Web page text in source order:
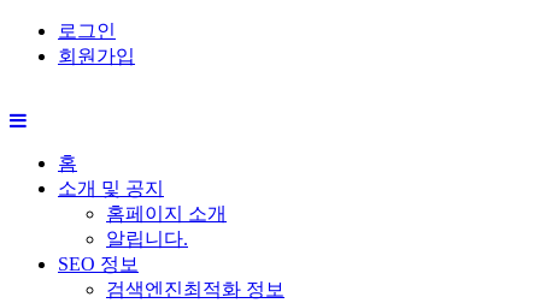
로그인
회원가입
홈
소개 및 공지
홈페이지 소개
알립니다.
SEO 정보
검색엔진최적화 정보